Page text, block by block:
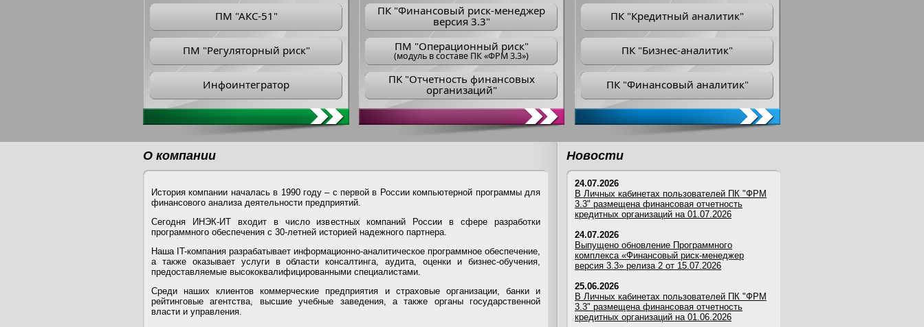
ПМ "АКС-51"
ПМ "Регуляторный риск"
Инфоинтегратор
ПК "Финансовый риск-менеджер
версия 3.3"
ПM "Операционный риск"
(модуль в составе ПК «ФРМ 3.3»)
ПK "Отчетность финансовых
организаций"
ПК "Кредитный аналитик"
ПК "Бизнес-аналитик"
ПК "Финансовый аналитик"
О компании
История компании началась в 1990 году – с первой в России компьютерной программы для
финансового анализа деятельности предприятий.
Сегодня ИНЭК-ИТ входит в число известных компаний России в сфере разработки
программного обеспечения с 30-летней историей надежного партнера.
Наша IT-компания разрабатывает информационно-аналитическое программное обеспечение,
а также оказывает услуги в области консалтинга, аудита, оценки и бизнес-обучения,
предоставляемые высококвалифицированными специалистами.
Среди наших клиентов коммерческие предприятия и страховые организации, банки и
рейтинговые агентства, высшие учебные заведения, а также органы государственной
власти и управления.
Новости
24.07.2026
В Личных кабинетах пользователей ПК "ФРМ
3.3" размещена финансовая отчетность
кредитных организаций на 01.07.2026
24.07.2026
Выпущено обновление Программного
комплекса «Финансовый риск-менеджер
версия 3.3» релиза 2 от 15.07.2026
25.06.2026
В Личных кабинетах пользователей ПК "ФРМ
3.3" размещена финансовая отчетность
кредитных организаций на 01.06.2026